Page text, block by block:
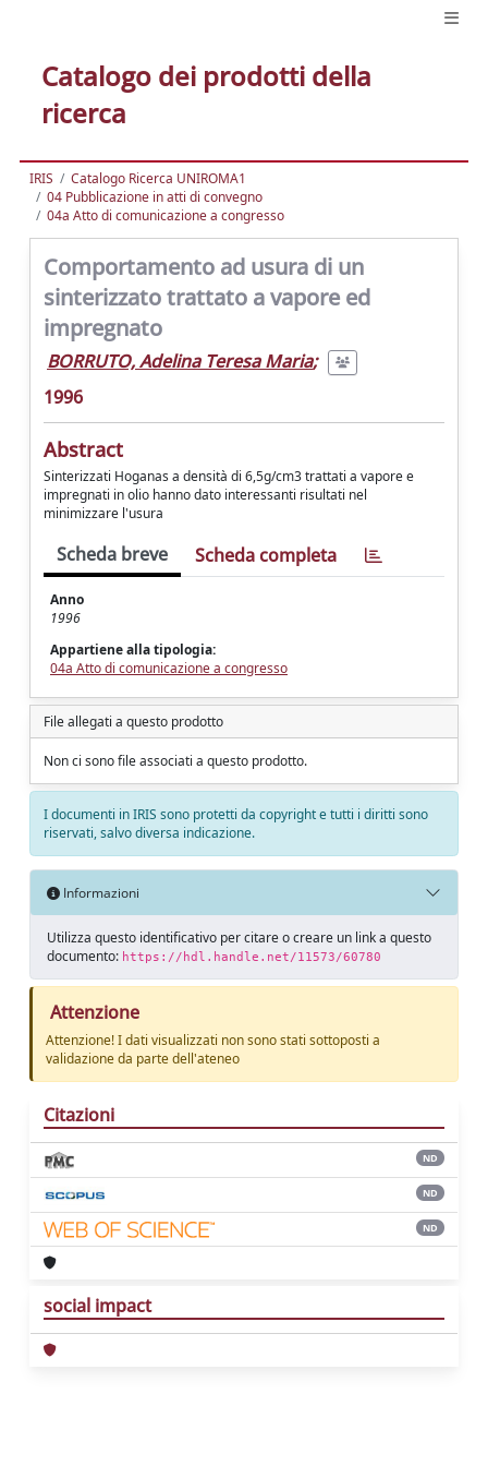
Catalogo dei prodotti della
ricerca
IRIS
Catalogo Ricerca UNIROMA1
04 Pubblicazione in atti di convegno
04a Atto di comunicazione a congresso
Comportamento ad usura di un
sinterizzato trattato a vapore ed
impregnato
BORRUTO, Adelina Teresa Maria;
1996
Abstract
Sinterizzati Hoganas a densità di 6,5g/cm3 trattati a vapore e
impregnati in olio hanno dato interessanti risultati nel
minimizzare l'usura
Scheda breve Scheda completa
Anno
1996
Appartiene alla tipologia:
04a Atto di comunicazione a congresso
File allegati a questo prodotto
Non ci sono file associati a questo prodotto.
I documenti in IRIS sono protetti da copyright e tutti i diritti sono
riservati, salvo diversa indicazione.
Informazioni
Utilizza questo identificativo per citare o creare un link a questo
documento: https://hdl.handle.net/11573/60780
Attenzione
Attenzione! I dati visualizzati non sono stati sottoposti a
validazione da parte dell'ateneo
Citazioni
ND
ND
ND
social impact